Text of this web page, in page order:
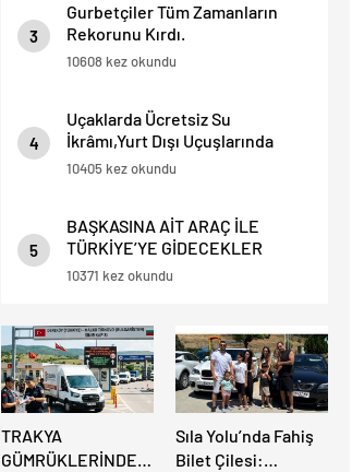
3
Gurbetçiler Tüm Zamanların
Rekorunu Kırdı.
10608 kez okundu
4
Uçaklarda Ücretsiz Su
İkrâmı,Yurt Dışı Uçuşlarında
Sınırlı Yolculara Yapılacak.
10405 kez okundu
5
BAŞKASINA AİT ARAÇ İLE
TÜRKİYE’YE GİDECEKLER
DİKKAT ! BU HABERİ OKUMADAN
10371 kez okundu
TRAKYA
GÜMRÜKLERİNDE
Sıla Yolu’nda Fahiş
Bilet Çilesi: